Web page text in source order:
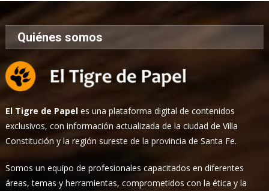
Quiénes somos
El Tigre de Papel es una plataforma digital de contenidos
exclusivos, con información actualizada de la ciudad de Villa
Constitución y la región sureste de la provincia de Santa Fe.
Somos un equipo de profesionales capacitados en diferentes
áreas, temas y herramientas, comprometidos con la ética y la